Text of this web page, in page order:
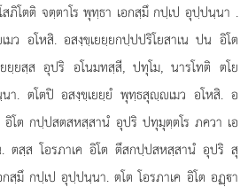
สภิโตติ จตฺตาโร พุทฺธา เอกสฺมึ กปฺเป อุปฺปนฺนา .
ว อโหสิ. อสงฺขฺเยยฺยกปฺปปริโยสาเน ปน อิโต
ยฺยสฺส อุปริ อโนมทสฺสี, ปทุโม, นารโทติ ตโย
า. ตโตปิ อสงฺขฺเยยฺยํ พุทฺธสุฺเมว อโหสิ. อ
อิโต กปฺปสตสหสฺสานํ อุปริ ปทุมุตฺตโร ภควา เอ
ตสฺส โอรภาเค อิโต ตึสกปฺปสหสฺสานํ อุปริ สุ
กสฺมึ กปฺเป อุปฺปนฺนา. ตโต โอรภาเค อิโต อฏฺา